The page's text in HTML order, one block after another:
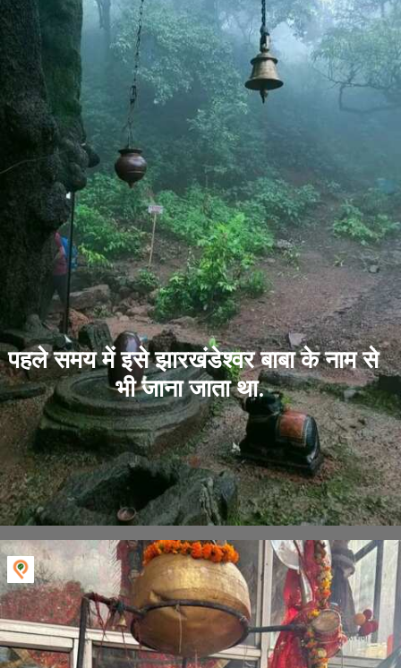
पहले समय में इसे झारखंडेश्वर बाबा के नाम से
भी जाना जाता था.